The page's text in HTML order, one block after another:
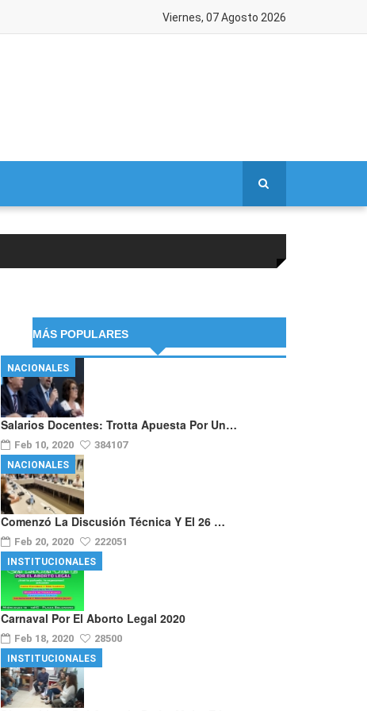
Viernes, 07 Agosto 2026
MÁS POPULARES
Salarios Docentes: Trotta Apuesta Por Un…
Feb 10, 2020 384107
NACIONALES
Comenzó La Discusión Técnica Y El 26 …
Feb 20, 2020 222051
NACIONALES
Carnaval Por El Aborto Legal 2020
Feb 18, 2020 28500
INSTITUCIONALES
INSTITUCIONALES